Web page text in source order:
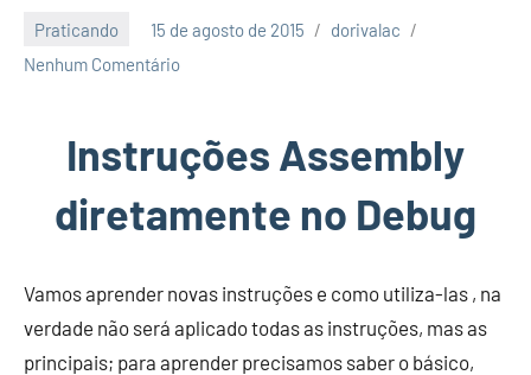
Praticando 15 de agosto de 2015
dorivalac
Nenhum Comentário
Instruções Assembly
diretamente no Debug
Vamos aprender novas instruções e como utiliza-las , na
verdade não será aplicado todas as instruções, mas as
principais; para aprender precisamos saber o básico,